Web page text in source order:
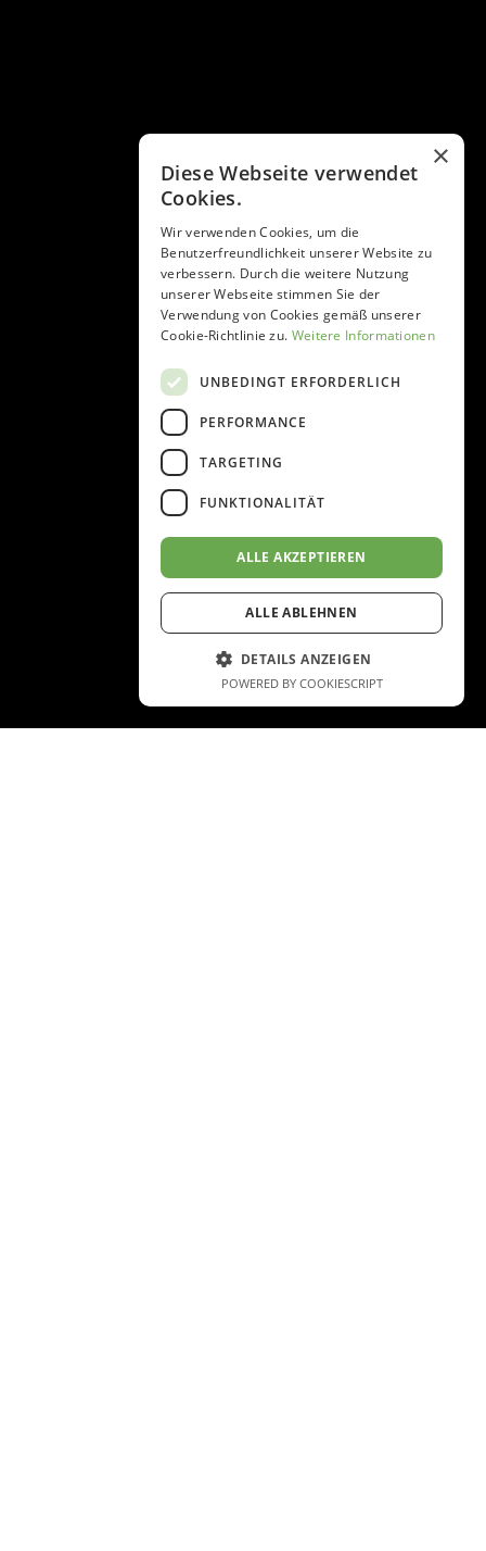
×
Diese Webseite verwendet
Cookies.
Wir verwenden Cookies, um die
Benutzerfreundlichkeit unserer Website zu
verbessern. Durch die weitere Nutzung
unserer Webseite stimmen Sie der
Verwendung von Cookies gemäß unserer
Cookie-Richtlinie zu. Weitere Informationen
UNBEDINGT ERFORDERLICH
PERFORMANCE
TARGETING
FUNKTIONALITÄT
ALLE AKZEPTIEREN
ALLE ABLEHNEN
DETAILS ANZEIGEN
POWERED BY COOKIESCRIPT